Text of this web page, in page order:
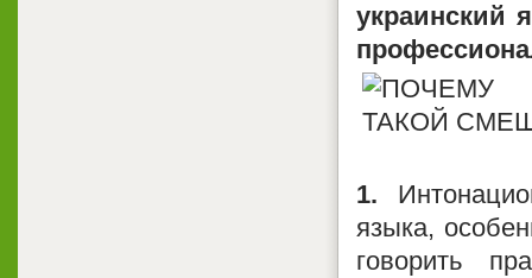
украинский
1.
языка,
говорить